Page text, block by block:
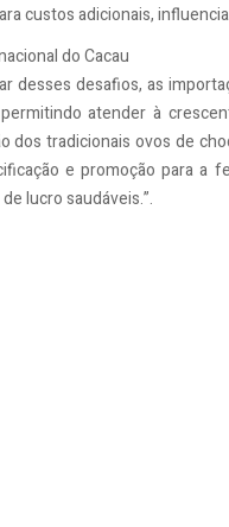
custos adicionais,
do Cacau
desses desafios, as
atender à
dos tradicionais ovos de
e promoção para a
lucro saudáveis.”.